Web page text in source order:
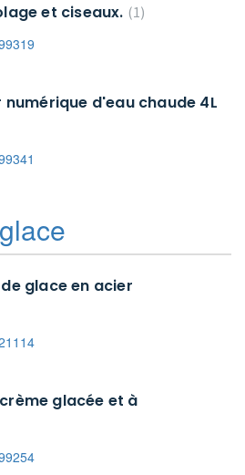
et ciseaux. 1
d'eau chaude 4L
de glace en acier
glacée et à